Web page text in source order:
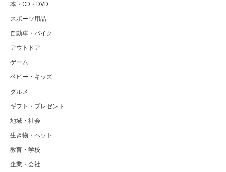
本・CD・DVD
スポーツ用品
自動車・バイク
アウトドア
ゲーム
ベビー・キッズ
グルメ
ギフト・プレゼント
地域・社会
生き物・ペット
教育・学校
企業・会社